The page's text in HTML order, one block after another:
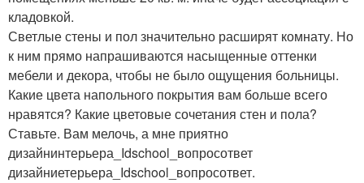
кладовкой.
Светлые стены и пол значительно расширят комнату. Но
к ним прямо напрашиваются насыщенные оттенки
мебели и декора, чтобы не было ощущения больницы.
Какие цвета напольного покрытия вам больше всего
нравятся? Какие цветовые сочетания стен и пола?
Ставьте. Вам мелочь, а мне приятно
дизайнинтерьера_Idschool_вопросответ
дизайниетерьера_Idschool_вопросответ.